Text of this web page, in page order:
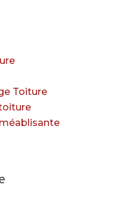
Toiture